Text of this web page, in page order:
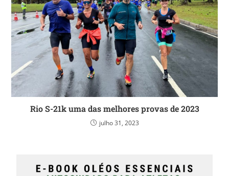
Rio S-21k uma das melhores provas de 2023
julho 31, 2023